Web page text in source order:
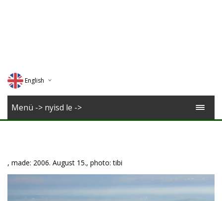
English
Deutsch
Menü -> nyisd le ->
, made: 2006. August 15., photo: tibi